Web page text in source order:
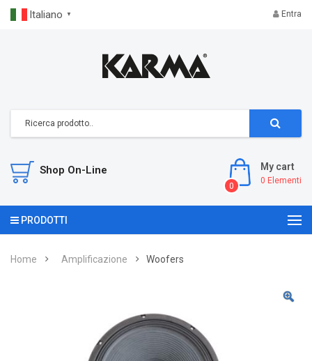
Italiano ▼ Entra
My cart
0 Elementi
0
Shop On-Line
PRODOTTI
Home Amplificazione Woofers